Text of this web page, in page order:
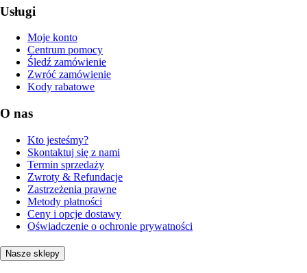
Usługi
Moje konto
Centrum pomocy
Śledź zamówienie
Zwróć zamówienie
Kody rabatowe
O nas
Kto jesteśmy?
Skontaktuj się z nami
Termin sprzedaży
Zwroty & Refundacje
Zastrzeżenia prawne
Metody płatności
Ceny i opcje dostawy
Oświadczenie o ochronie prywatności
Nasze sklepy